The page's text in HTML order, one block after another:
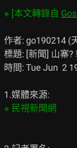
※ [本文轉錄自
作者: go190214 (
標題: [新聞] 山寨
時間: Tue Jun  2